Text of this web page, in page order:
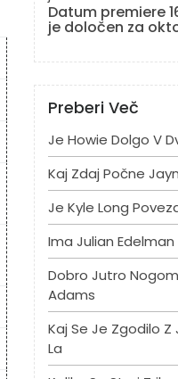
Datum premiere
je določen za
Preberi Več
Je Howie Dolgo V
Kaj Zdaj Počne
Je Kyle Long
Ima Julian Edelman
Dobro Jutro
Adams
Kaj Se Je Zgodilo Z
La